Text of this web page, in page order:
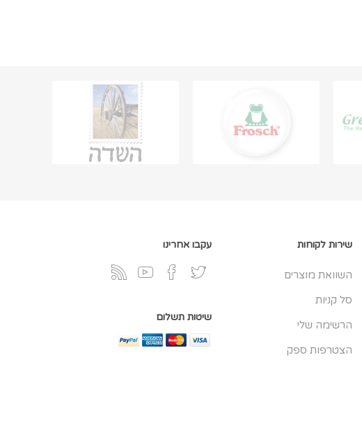
שירות לקוחות
השוואת מוצרים
סל קניות
הרשימה שלי
הצטרפות ספק
עקבו אחרינו
שיטות תשלום